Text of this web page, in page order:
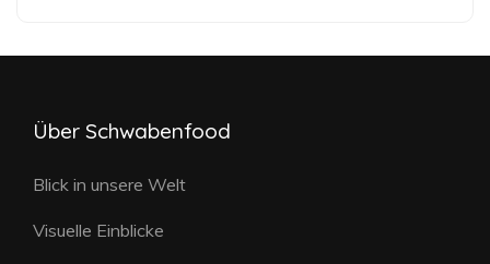
Über Schwabenfood
Blick in unsere Welt
Visuelle Einblicke